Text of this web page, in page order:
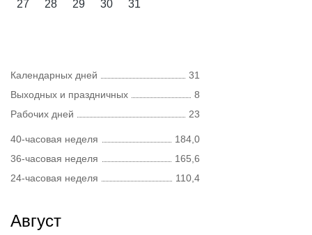
27
28 29 30 31
Календарных дней
31
Выходных и праздничных
8
Рабочих дней
23
40-часовая неделя
184,0
36-часовая неделя
165,6
24-часовая неделя
110,4
Август